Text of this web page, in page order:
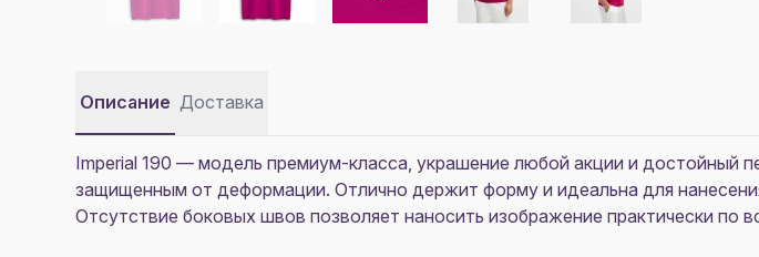
Описание Доставка
Imperial 190 — модель премиум-класса, украшение любой акции и достойный
защищенным от деформации. Отлично держит форму и идеальна для
Отсутствие боковых швов позволяет наносить изображение практически по